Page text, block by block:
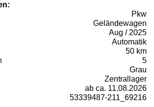
Pkw
Geländewagen
Aug / 2025
Automatik
50 km
5
Grau
Zentrallager
ab ca. 11.08.2026
53339487-211_69216